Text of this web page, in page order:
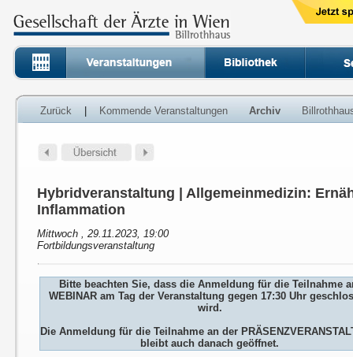
Zurück Kommende Veranstaltungen Archiv
Hybridveranstaltung | Allgemeinmedizin:
Inflammation
Mittwoch , 29.11.2023, 19:00
Fortbildungsveranstaltung
Bitte beachten Sie, dass die Anmeldung für die Teilnahme
WEBINAR am Tag der Veranstaltung gegen 17:30 Uhr
wird.
Die Anmeldung für die Teilnahme an der
bleibt auch danach geöffnet.